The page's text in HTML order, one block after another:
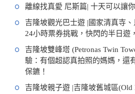
離線找真愛 尼斯篇| 十天可以讓
吉隆坡觀光巴士遊 |國家清真寺
24小時票券挑戰，快閃的半日遊
吉隆坡雙峰塔 (Petronas Twin
驗：有個超認真拍照的媽媽，還
保鑣！
吉隆坡親子遊 |吉隆坡舊城區